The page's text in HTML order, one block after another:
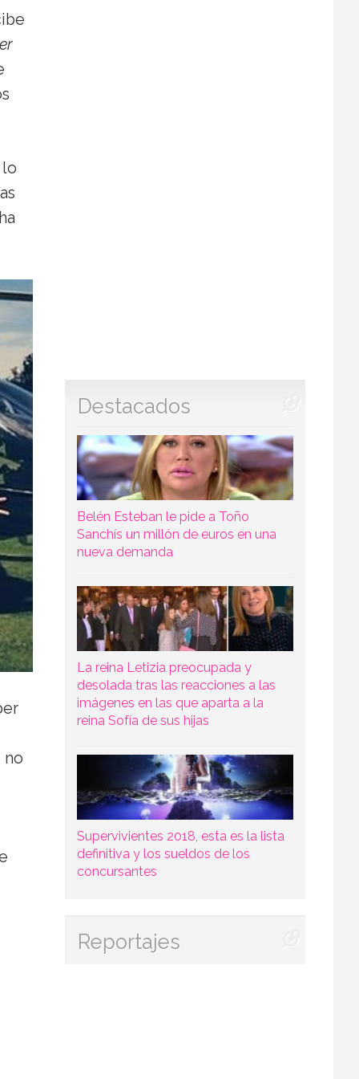
no
Destacados
Belén Esteban le pide a Toño
Sanchís un millón de euros en una
nueva demanda
La reina Letizia preocupada y
desolada tras las reacciones a las
imágenes en las que aparta a la
reina Sofía de sus hijas
Supervivientes 2018, esta es la lista
definitiva y los sueldos de los
concursantes
Reportajes